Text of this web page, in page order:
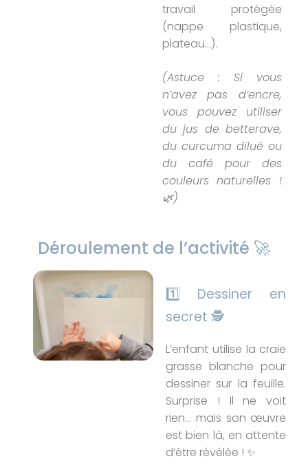
travail protégée
(nappe plastique,
plateau…).
(Astuce : Si vous
n’avez pas d’encre,
vous pouvez utiliser
du jus de betterave,
du curcuma dilué ou
du café pour des
couleurs naturelles !
🌿)
Déroulement de l’activité 🚀
1️⃣ Dessiner en
secret 🕵️
L’enfant utilise la craie
grasse blanche pour
dessiner sur la feuille.
Surprise ! Il ne voit
rien… mais son œuvre
est bien là, en attente
d’être révélée ! ✨